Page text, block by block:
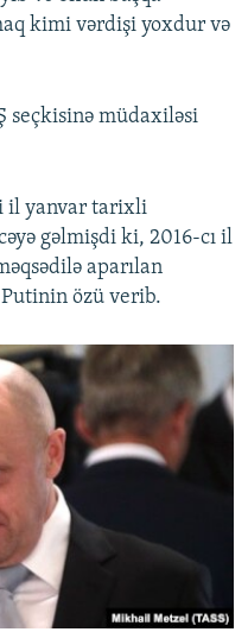
kimi vərdişi yoxdur və
seçkisinə müdaxiləsi
il yanvar tarixli
gəlmişdi ki, 2016-cı il
aparılan
özü verib.